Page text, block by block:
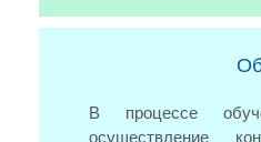
В процессе
осуществление